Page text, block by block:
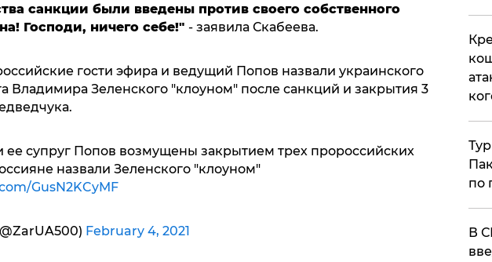
санкции были введены против своего собственного
Господи, ничего себе!" - заявила Скабеева.
гости эфира и ведущий Попов назвали украинского
Владимира Зеленского "клоуном" после санкций и закрытия 3
ее супруг Попов возмущены закрытием трех пророссийских
назвали Зеленского "клоуном"
GusN2KCyMF
February 4, 2021
по
В